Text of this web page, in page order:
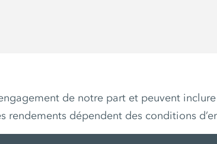
de notre part et peuvent
rendements dépendent des conditions